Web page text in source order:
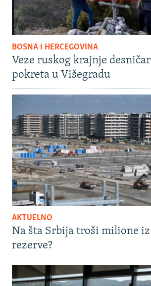
BOSNA I HERCEGOVINA
Veze ruskog krajnje
pokreta u Višegradu
AKTUELNO
Na šta Srbija troši milione
rezerve?